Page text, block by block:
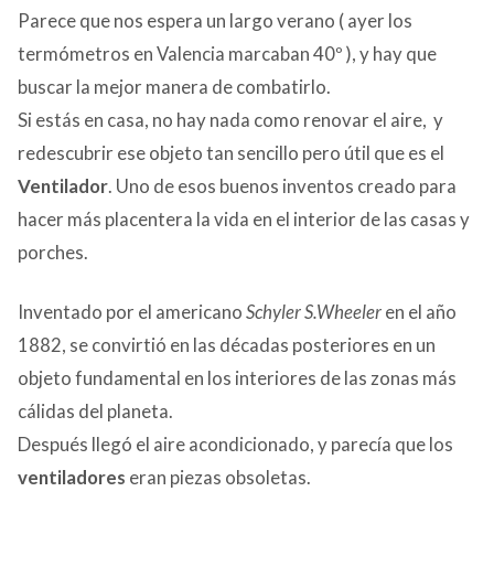
CONTACTO
Parece que nos espera un largo verano ( ayer los
termómetros en Valencia marcaban 40º ), y hay que
buscar la mejor manera de combatirlo.
Si estás en casa, no hay nada como renovar el aire, y
redescubrir ese objeto tan sencillo pero útil que es el
Ventilador. Uno de esos buenos inventos creado para
hacer más placentera la vida en el interior de las casas y
porches.
Inventado por el americanoSchylerS.Wheeleren el año
1882, se convirtió en las décadas posteriores en un
objeto fundamental en los interiores de las zonas más
cálidas del planeta.
Después llegó el aire acondicionado, y parecía que los
ventiladores eran piezas obsoletas.